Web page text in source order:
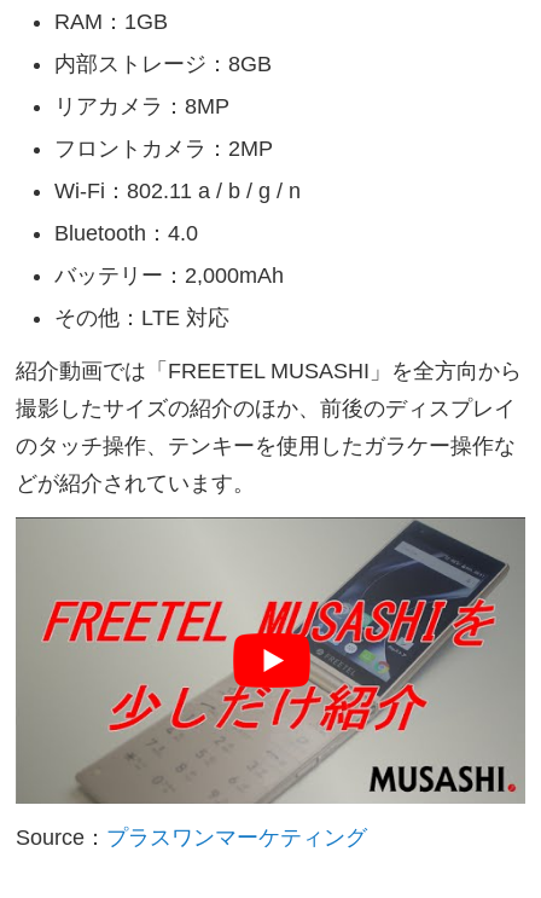
RAM：1GB
内部ストレージ：8GB
リアカメラ：8MP
フロントカメラ：2MP
Wi-Fi：802.11 a / b / g / n
Bluetooth：4.0
バッテリー：2,000mAh
その他：LTE 対応
紹介動画では「FREETEL MUSASHI」を全方向から
撮影したサイズの紹介のほか、前後のディスプレイ
のタッチ操作、テンキーを使用したガラケー操作な
どが紹介されています。
Source： プラスワンマーケティング